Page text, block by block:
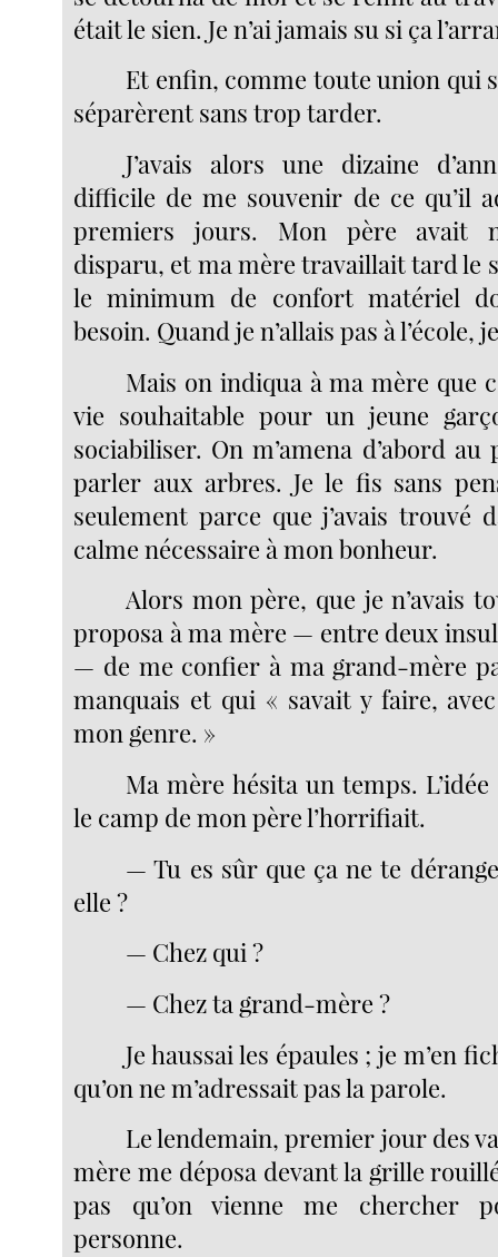
était le sien. Je n’ai jamais su si ça
Et enfin, comme toute union qui
séparèrent sans trop tarder.
J’avais alors une dizaine
difficile de me souvenir de ce qu’il
premiers jours. Mon père avait
disparu, et ma mère travaillait tard le
le minimum de confort matériel
besoin. Quand je n’allais pas à l’école,
Mais on indiqua à ma mère que
vie souhaitable pour un jeune
sociabiliser. On m’amena d’abord
parler aux arbres. Je le fis sans
seulement parce que j’avais trouvé
calme nécessaire à mon bonheur.
Alors mon père, que je n’avais
proposa à ma mère — entre deux
— de me confier à ma grand-mère
manquais et qui « savait y faire,
mon genre. »
Ma mère hésita un temps.
le camp de mon père l’horrifiait.
— Tu es sûr que ça ne te
elle ?
— Chez qui ?
— Chez ta grand-mère ?
Je haussai les épaules ; je m’en
qu’on ne m’adressait pas la parole.
Le lendemain, premier jour des
mère me déposa devant la grille
pas qu’on vienne me chercher
personne.